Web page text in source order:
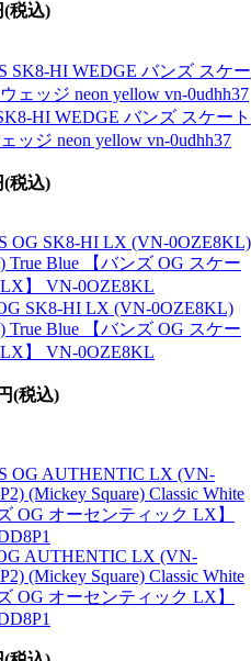
(税込)
HI WEDGE バンズ スケート
ッジ neon yellow vn-0udhh37
(税込)
SK8-HI LX (VN-0OZE8KL)
True Blue 【バンズ OG スケー
LX】 VN-0OZE8KL
(税込)
AUTHENTIC LX (VN-
(Mickey Square) Classic White
OG オーセンティック LX】